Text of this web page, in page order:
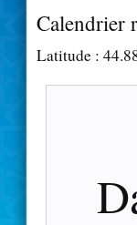
Calendrier
Latitude :